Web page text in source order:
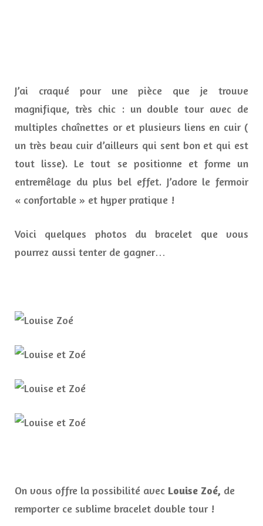
J’ai craqué pour une pièce que je trouve
magnifique, très chic : un double tour avec de
multiples chaînettes or et plusieurs liens en cuir (
un très beau cuir d’ailleurs qui sent bon et qui est
tout lisse). Le tout se positionne et forme un
entremêlage du plus bel effet. J’adore le fermoir
« confortable » et hyper pratique !
Voici quelques photos du bracelet que vous
pourrez aussi tenter de gagner…
On vous offre la possibilité avec Louise Zoé, de
remporter ce sublime bracelet double tour !